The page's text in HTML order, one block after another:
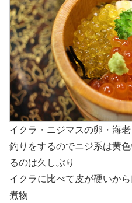
イクラ・ニジマスの卵・海
釣りをするのでニジ系は黄
るのは久しぶり
イクラに比べて皮が硬いか
煮物